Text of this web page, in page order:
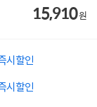
15,910원
시할인
시할인